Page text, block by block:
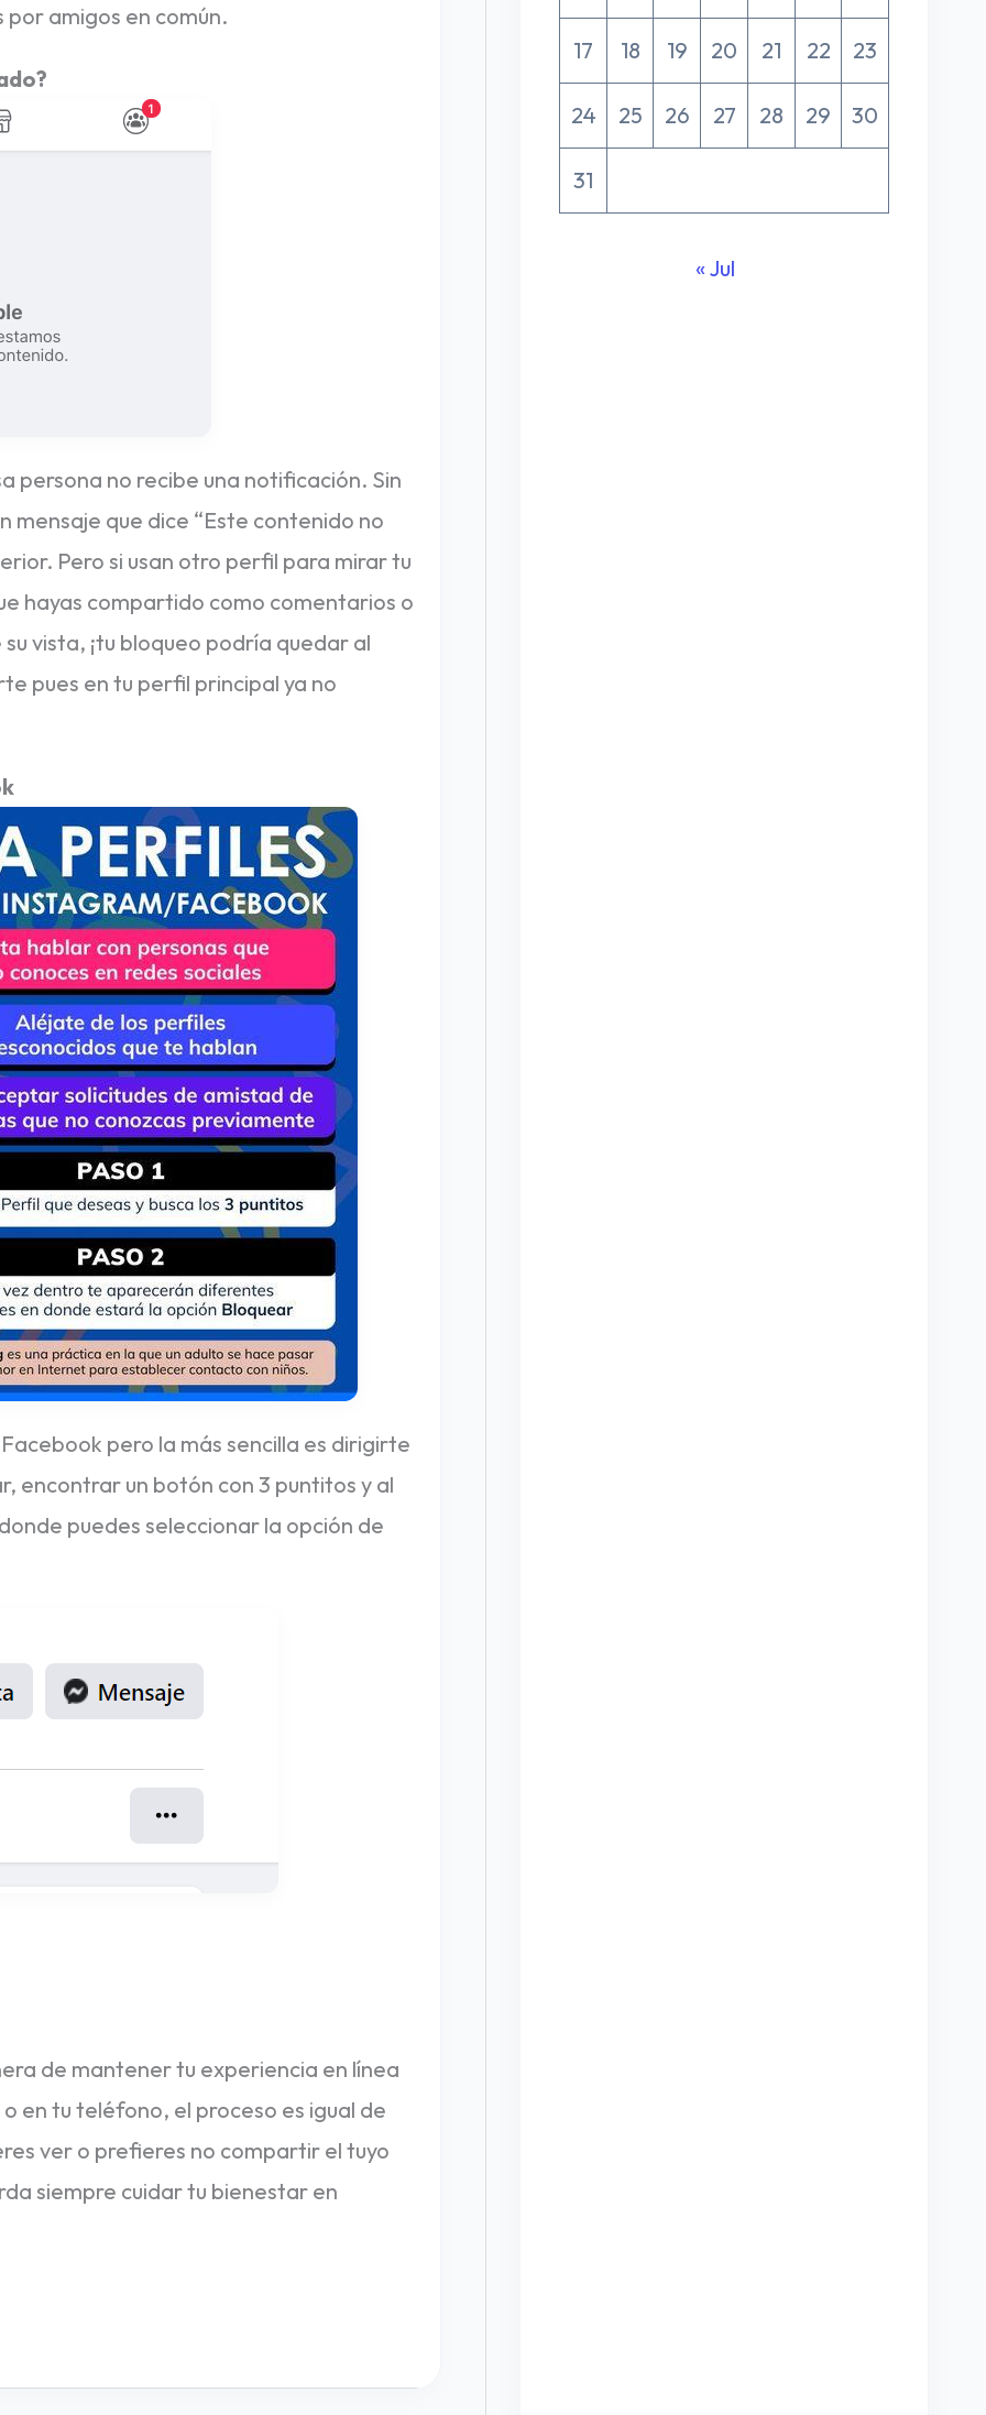
amigos en común.
persona no recibe una notificación. Sin
que dice “Este contenido no
Pero si usan otro perfil para mirar tu
hayas compartido como comentarios o
vista, ¡tu bloqueo podría quedar al
pues en tu perfil principal ya no
pero la más sencilla es dirigirte
encontrar un botón con 3 puntitos y al
puedes seleccionar la opción de
de mantener tu experiencia en línea
en tu teléfono, el proceso es igual de
ver o prefieres no compartir el tuyo
siempre cuidar tu bienestar en
17 18 19 20 21 22 23
24 25 26 27 28 29 30
31
« Jul